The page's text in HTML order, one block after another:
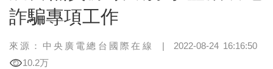
詐騙專項工作
來源：中央廣電總台國際在線 | 2022-08-24 16:16:50
10.2万